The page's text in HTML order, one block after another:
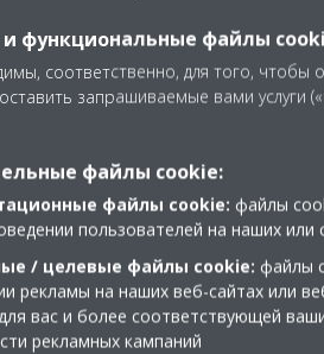
необходимое
для оптимизации
оборудования
необходимый уровень
помещении
чистый и здоровый
пыль, запахи и
вредные для нашего
функциональные файлы
соответственно, для того, чтобы
запрашиваемые вами
файлы cookie:
файлы cookie: файлы
пользователей на наших или
/ целевые файлы cookie: файлы
рекламы на наших веб-сайтах или
вас и более соответствующей
рекламных кампаний